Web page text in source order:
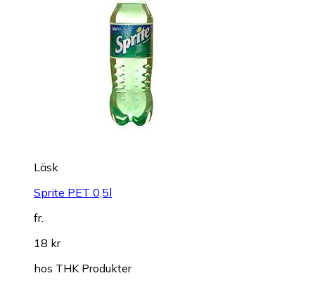
Läsk
Sprite PET 0,5l
fr.
18 kr
hos THK Produkter